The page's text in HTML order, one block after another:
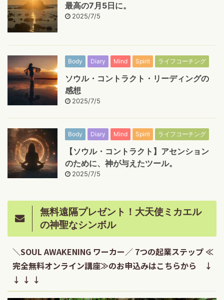
最高の7月5日に。
2025/7/5
Body Diary Mind Spirit ライフコーチング
ソウル・コントラクト・リーディングの
感想
2025/7/5
Body Diary Mind Spirit ライフコーチング
【ソウル・コントラクト】アセンション
のために、神が与えたツール。
2025/7/5
無料遠隔プレゼント！大天使ミカエル
の神聖なシンボル
＼SOUL AWAKENING ワーカー／ 7つの起業ステップ ≪
完全無料オンライン講座≫のお申込みはこちらから ↓
↓ ↓ ↓